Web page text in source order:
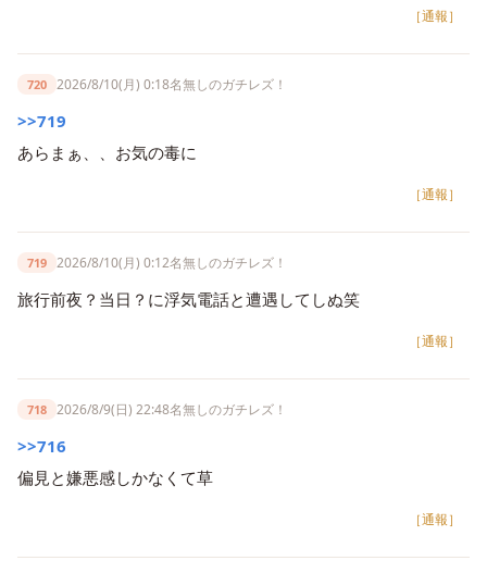
［通報］
720 2026/8/10(月) 0:18名無しのガチレズ！
>>719
あらまぁ、、お気の毒に
［通報］
719 2026/8/10(月) 0:12名無しのガチレズ！
旅行前夜？当日？に浮気電話と遭遇してしぬ笑
［通報］
718 2026/8/9(日) 22:48名無しのガチレズ！
>>716
偏見と嫌悪感しかなくて草
［通報］